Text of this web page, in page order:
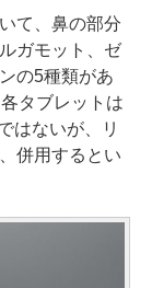
て、鼻の部分
ガモット、ゼ
の5種類があ
タブレットは
はないが、リ
併用するとい